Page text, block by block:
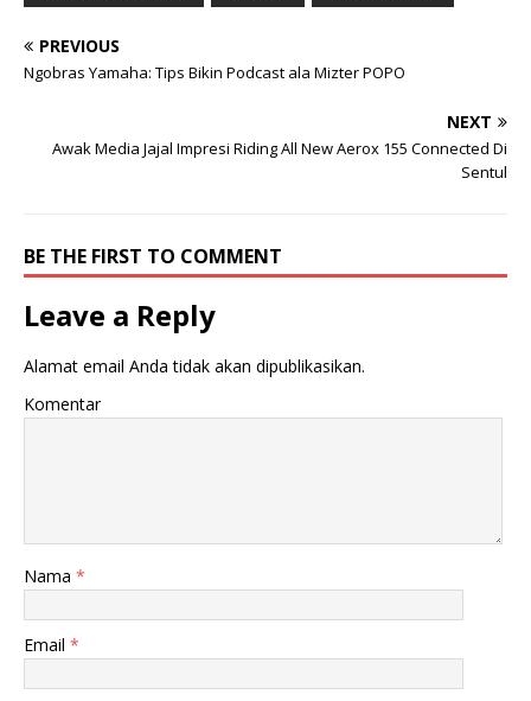
PREVIOUS
Ngobras Yamaha: Tips Bikin Podcast ala Mizter POPO
NEXT
Awak Media Jajal Impresi Riding All New Aerox 155 Connected Di
Sentul
BE THE FIRST TO COMMENT
Leave a Reply
Alamat email Anda tidak akan dipublikasikan.
Komentar
Nama *
Email *